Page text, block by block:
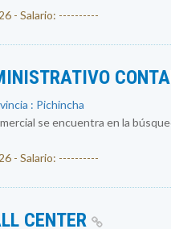
- Salario: ----------
: Pichincha
se encuentra en la
- Salario: ----------
CENTER